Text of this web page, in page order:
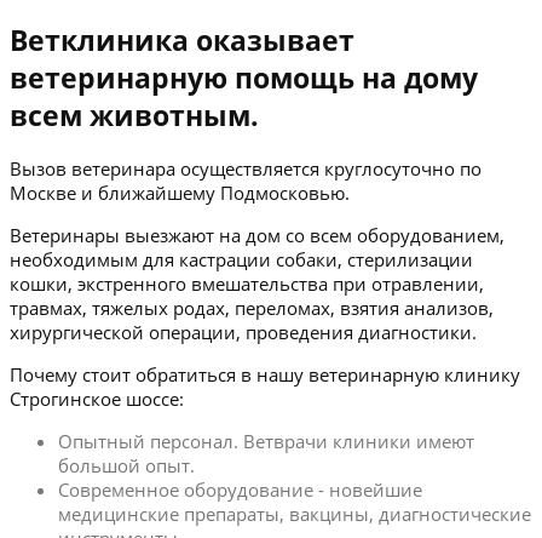
Ветклиника оказывает
ветеринарную помощь на дому
всем животным.
Вызов ветеринара осуществляется круглосуточно по
Москве и ближайшему Подмосковью.
Ветеринары выезжают на дом со всем оборудованием,
необходимым для кастрации собаки, стерилизации
кошки, экстренного вмешательства при отравлении,
травмах, тяжелых родах, переломах, взятия анализов,
хирургической операции, проведения диагностики.
Почему стоит обратиться в нашу ветеринарную клинику
Строгинское шоссе:
Опытный персонал. Ветврачи клиники имеют
большой опыт.
Современное оборудование - новейшие
медицинские препараты, вакцины, диагностические